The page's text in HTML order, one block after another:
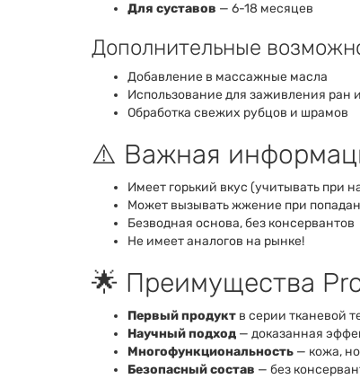
Для суставов — 6-18 месяцев
Дополнительные
Добавление в массажные масла
Использование для заживления ран
Обработка свежих рубцов и шрамов
⚠️ Важная
Имеет горький вкус (учитывать при
Может вызывать жжение при
Безводная основа, без консервантов
Не имеет аналогов на рынке!
🌟 Преимущества
Первый продукт в серии тканевой
Научный подход — доказанная
Многофункциональность — кожа,
Безопасный состав — без